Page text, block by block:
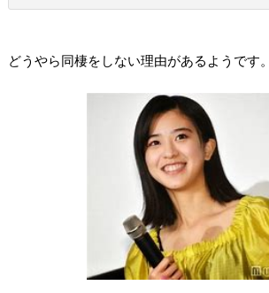
どうやら同棲をしない理由があるようです。